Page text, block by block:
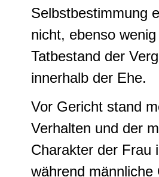
Selbstbestimmung
nicht, ebenso
Tatbestand der
innerhalb der Ehe.
Vor Gericht stand
Verhalten und der
Charakter der Frau
während männliche